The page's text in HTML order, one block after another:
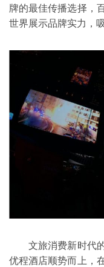
牌的最佳传播选择，
世界展示品牌实力，
文旅消费新时代的
优程酒店顺势而上，